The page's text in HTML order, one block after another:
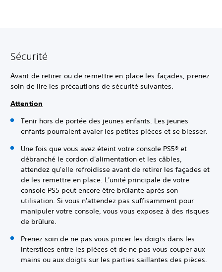
Sécurité
Avant de retirer ou de remettre en place les façades, prenez
soin de lire les précautions de sécurité suivantes.
Attention
Tenir hors de portée des jeunes enfants. Les jeunes
enfants pourraient avaler les petites pièces et se blesser.
Une fois que vous avez éteint votre console PS5® et
débranché le cordon d'alimentation et les câbles,
attendez qu'elle refroidisse avant de retirer les façades et
de les remettre en place. L'unité principale de votre
console PS5 peut encore être brûlante après son
utilisation. Si vous n'attendez pas suffisamment pour
manipuler votre console, vous vous exposez à des risques
de brûlure.
Prenez soin de ne pas vous pincer les doigts dans les
interstices entre les pièces et de ne pas vous couper aux
mains ou aux doigts sur les parties saillantes des pièces.